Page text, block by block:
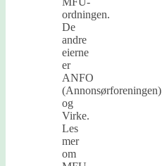
ordningen.
De
andre
eierne
er
ANFO
(Annonsørforeningen)
og
Virke.
Les
mer
om